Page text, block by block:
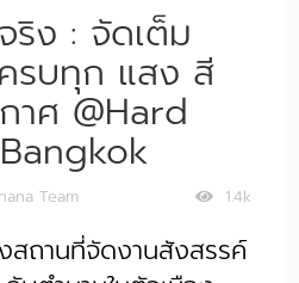
ริง : จัดเต็ม
รบทุก แสง สี
าศ @Hard
1.4k
Team
นที่จัดงานสังสรรค์